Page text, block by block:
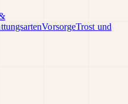
VorsorgeTrost und